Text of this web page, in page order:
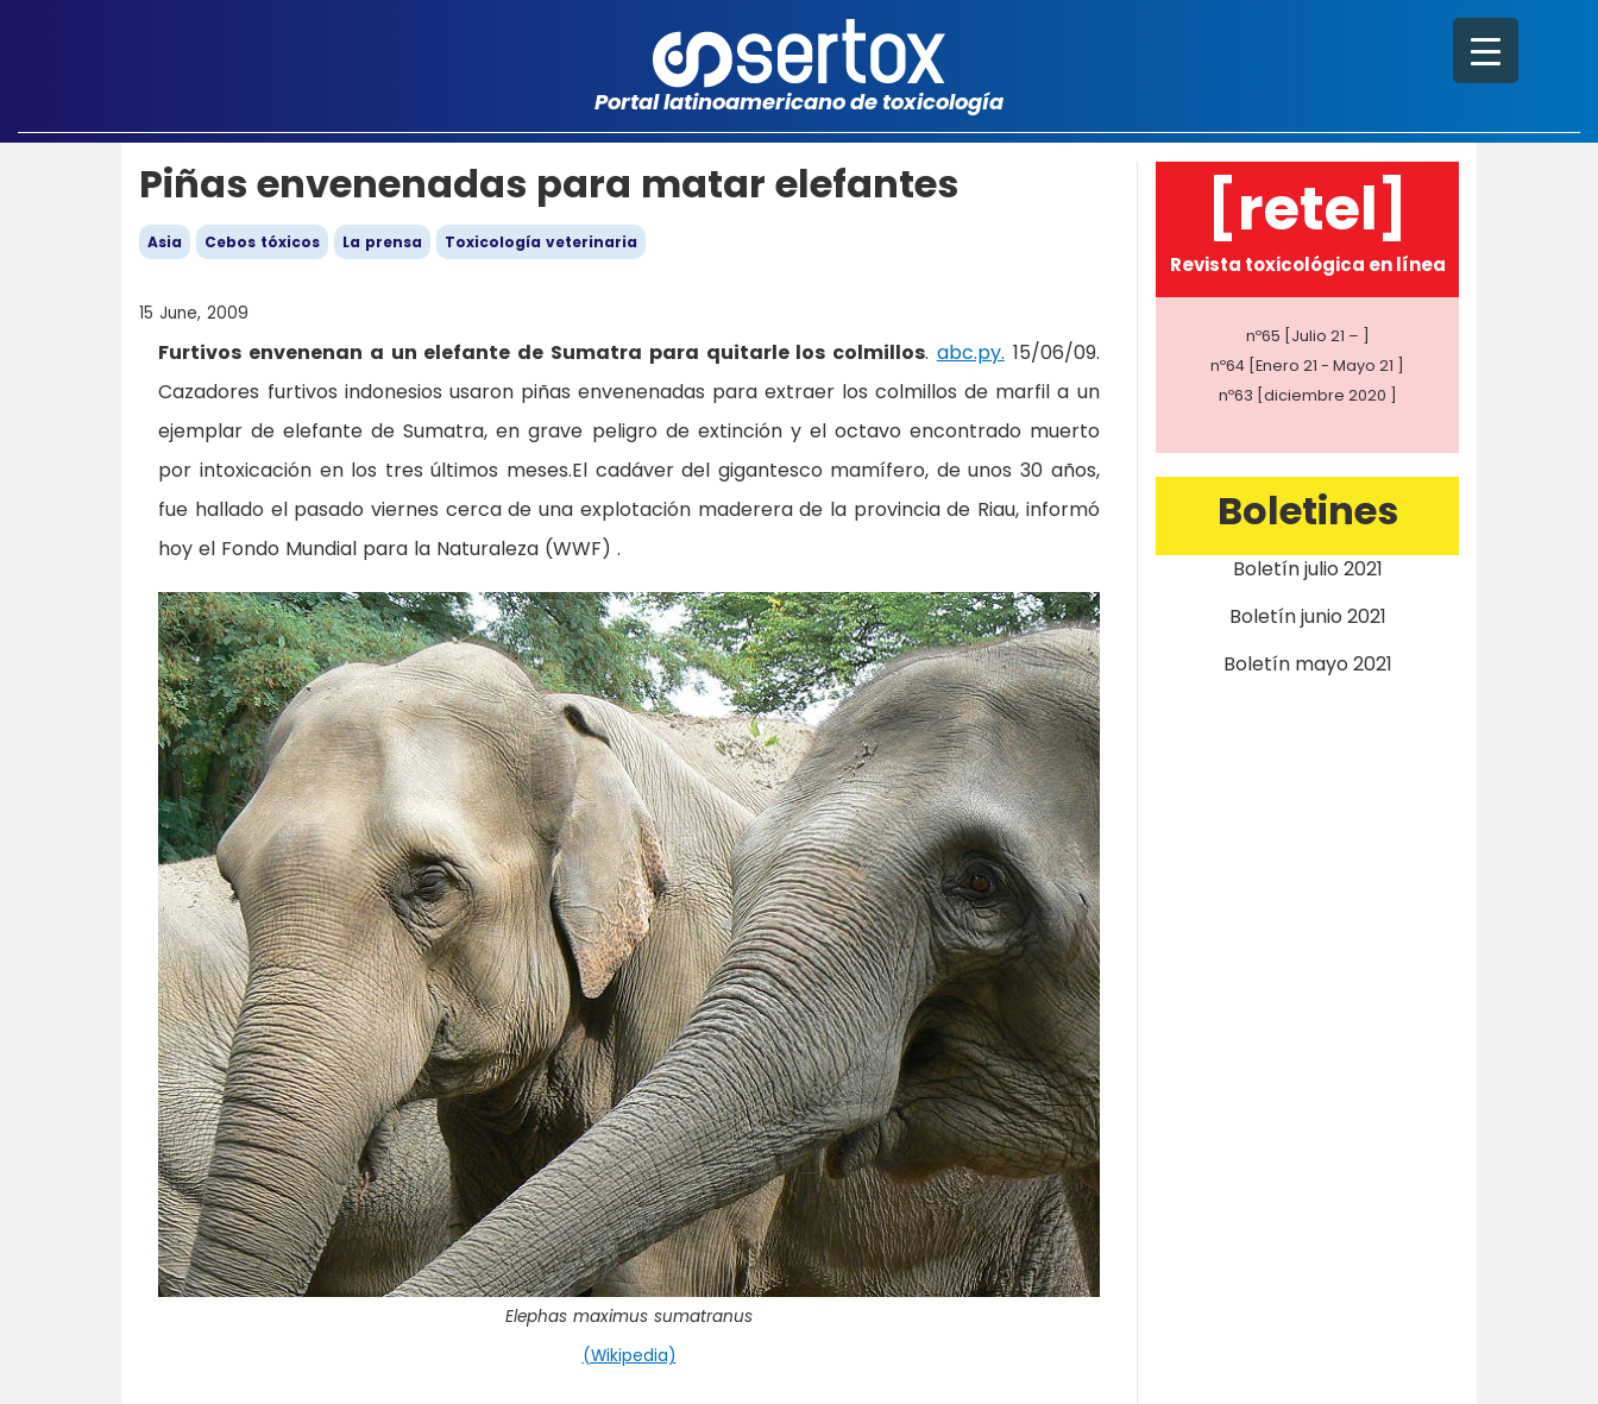
Portal latinoamericano de toxicología
Piñas envenenadas para matar elefantes
Asia Cebos tóxicos La prensa Toxicología veterinaria
15 June, 2009
Furtivos envenenan a un elefante de Sumatra para quitarle los colmillos. abc.py. 15/06/09.
Cazadores furtivos indonesios usaron piñas envenenadas para extraer los colmillos de marfil a un
ejemplar de elefante de Sumatra, en grave peligro de extinción y el octavo encontrado muerto
por intoxicación en los tres últimos meses.El cadáver del gigantesco mamífero, de unos 30 años,
fue hallado el pasado viernes cerca de una explotación maderera de la provincia de Riau, informó
hoy el Fondo Mundial para la Naturaleza (WWF) .
Elephas maximus sumatranus
(Wikipedia)
[retel]
Revista toxicológica en línea
nº65 [Julio 21 – ]
nº64 [Enero 21 - Mayo 21 ]
nº63 [diciembre 2020 ]
Boletines
Boletín julio 2021
Boletín junio 2021
Boletín mayo 2021